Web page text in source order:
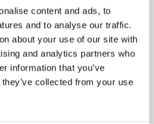
content and ads, to
and to analyse our traffic.
about your use of our site with
and analytics partners who
information that you’ve
collected from your use
högtippande skopor i en
m³ upp till 8 m³, i fyra olika
gör det möjligt att välja en
specifika behov och
för mindre maskiner och